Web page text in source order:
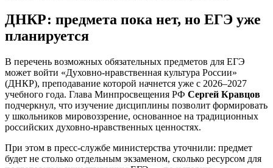
ДНКР: предмета пока нет, но ЕГЭ уже
планируется
В перечень возможных обязательных предметов для ЕГЭ
может войти «Духовно‑нравственная культура России»
(ДНКР), преподавание которой начнется уже с 2026–2027
учебного года. Глава Минпросвещения РФ Сергей Кравцов
подчеркнул, что изучение дисциплины позволит формировать
у школьников мировоззрение, основанное на традиционных
российских духовно‑нравственных ценностях.
При этом в пресс-службе министерства уточнили: предмет
будет не столько отдельным экзаменом, сколько ресурсом для